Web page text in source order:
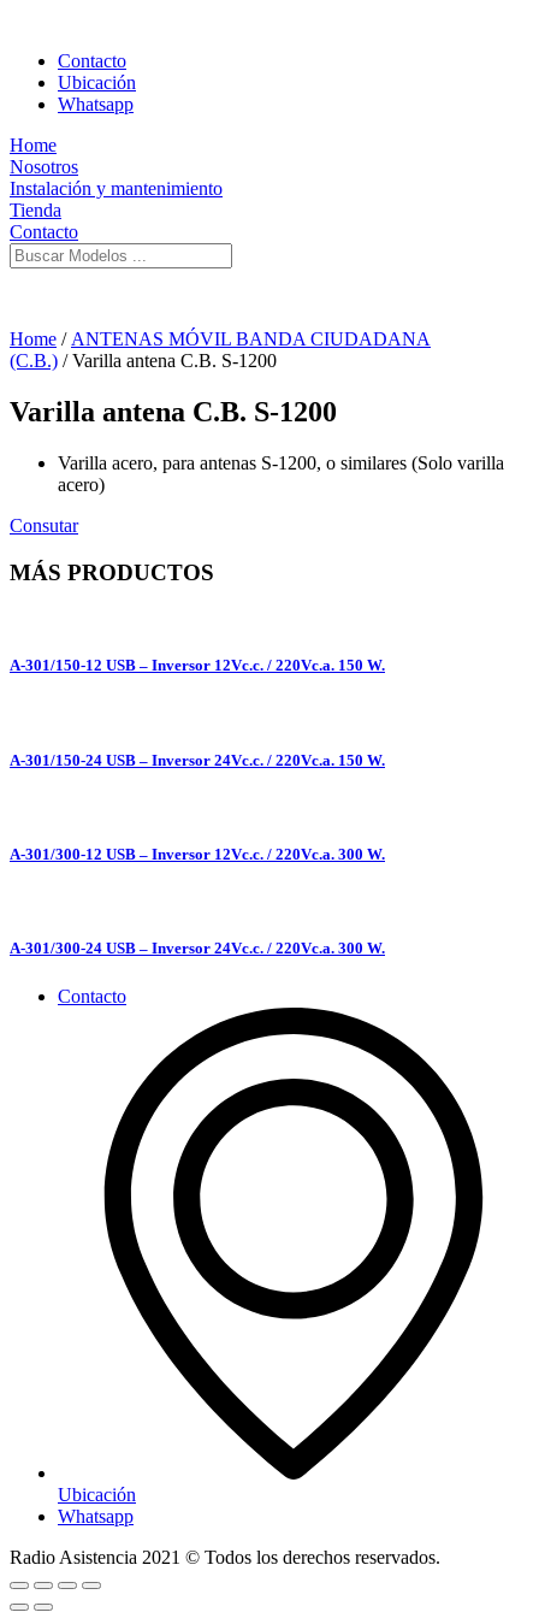
Contacto
Ubicación
Whatsapp
Home
Nosotros
Instalación y mantenimiento
Tienda
Contacto
Home / ANTENAS MÓVIL BANDA CIUDADANA
(C.B.) / Varilla antena C.B. S-1200
Varilla antena C.B. S-1200
Varilla acero, para antenas S-1200, o similares (Solo varilla
acero)
Consutar
MÁS PRODUCTOS
A-301/150-12 USB – Inversor 12Vc.c. / 220Vc.a. 150 W.
A-301/150-24 USB – Inversor 24Vc.c. / 220Vc.a. 150 W.
A-301/300-12 USB – Inversor 12Vc.c. / 220Vc.a. 300 W.
A-301/300-24 USB – Inversor 24Vc.c. / 220Vc.a. 300 W.
Contacto
Ubicación
Whatsapp
Radio Asistencia 2021 © Todos los derechos reservados.